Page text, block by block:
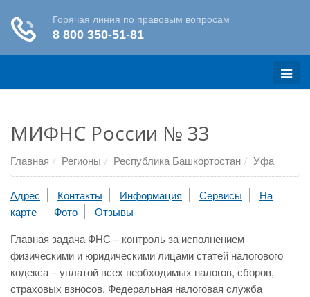
Меню
МИФНС России № 33
Главная Регионы Республика Башкортостан Уфа
Адрес Контакты Информация Сервисы
На
карте
Фото
Отзывы
Главная задача ФНС – контроль за исполнением
физическими и юридическими лицами статей налогового
кодекса – уплатой всех необходимых налогов, сборов,
страховых взносов. Федеральная налоговая служба